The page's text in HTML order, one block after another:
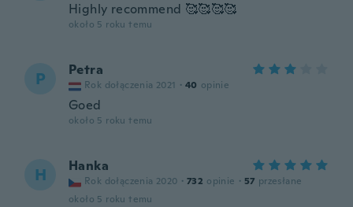
Highly recommend 🥰🥰🥰🥰
około 5 roku temu
P Petra
Rok dołączenia 2021 · 40 opinie
Goed
około 5 roku temu
H Hanka
Rok dołączenia 2020 · 732 opinie · 57 przesłane
około 5 roku temu